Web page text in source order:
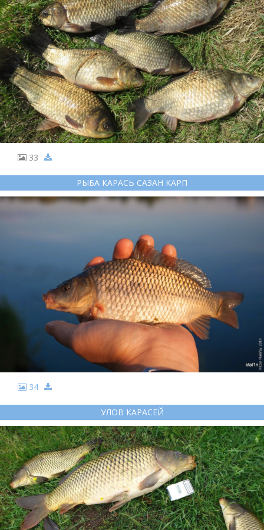
33
РЫБА КАРАСЬ САЗАН КАРП
34
УЛОВ КАРАСЕЙ